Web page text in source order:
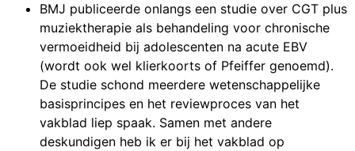
BMJ publiceerde onlangs een studie over CGT plus
muziektherapie als behandeling voor chronische
vermoeidheid bij adolescenten na acute EBV
(wordt ook wel klierkoorts of Pfeiffer genoemd).
De studie schond meerdere wetenschappelijke
basisprincipes en het reviewproces van het
vakblad liep spaak. Samen met andere
deskundigen heb ik er bij het vakblad op